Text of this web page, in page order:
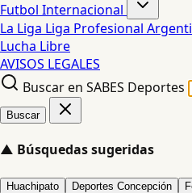
Futbol Internacional
La Liga Liga Profesional
Lucha Libre
AVISOS LEGALES
Buscar en SABES Deportes
Buscar
▲ Búsquedas sugeridas
Huachipato Deportes Concepción